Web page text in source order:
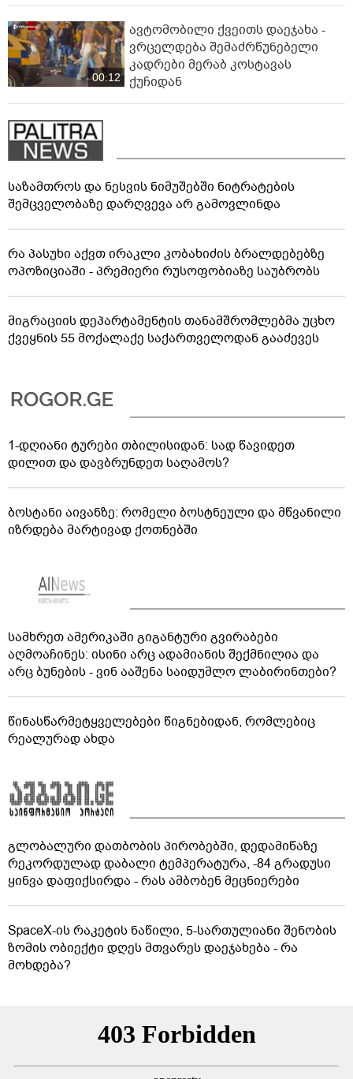
00:12
ავტომობილი ქვეითს დაეჯახა -
ვრცელდება შემაძრწუნებელი
კადრები მერაბ კოსტავას
ქუჩიდან
საზამთროს და ნესვის ნიმუშებში ნიტრატების
შემცველობაზე დარღვევა არ გამოვლინდა
რა პასუხი აქვთ ირაკლი კობახიძის ბრალდებებზე
ოპოზიციაში - პრემიერი რუსოფობიაზე საუბრობს
მიგრაციის დეპარტამენტის თანამშრომლებმა უცხო
ქვეყნის 55 მოქალაქე საქართველოდან გააძევეს
1-დღიანი ტურები თბილისიდან: სად წავიდეთ
დილით და დავბრუნდეთ საღამოს?
ბოსტანი აივანზე: რომელი ბოსტნეული და მწვანილი
იზრდება მარტივად ქოთნებში
სამხრეთ ამერიკაში გიგანტური გვირაბები
აღმოაჩინეს: ისინი არც ადამიანის შექმნილია და
არც ბუნების - ვინ ააშენა საიდუმლო ლაბირინთები?
წინასწარმეტყველებები წიგნებიდან, რომლებიც
რეალურად ახდა
გლობალური დათბობის პირობებში, დედამიწაზე
რეკორდულად დაბალი ტემპერატურა, -84 გრადუსი
ყინვა დაფიქსირდა - რას ამბობენ მეცნიერები
SpaceX-ის რაკეტის ნაწილი, 5-სართულიანი შენობის
ზომის ობიექტი დღეს მთვარეს დაეჯახება - რა
მოხდება?